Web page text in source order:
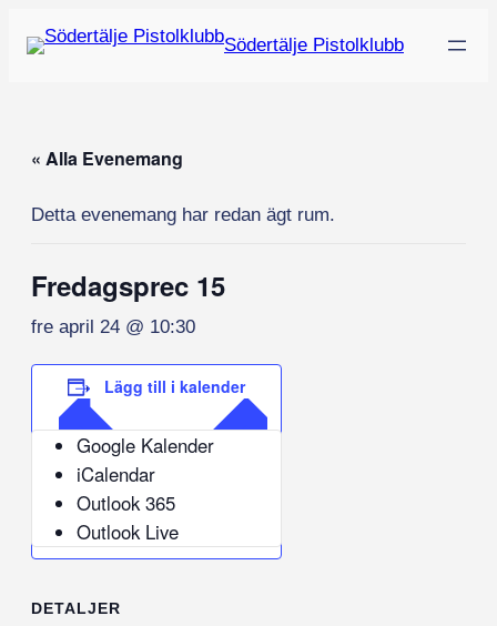
Södertälje Pistolklubb
« Alla Evenemang
Detta evenemang har redan ägt rum.
Fredagsprec 15
fre april 24 @ 10:30
Lägg till i kalender
Google Kalender
iCalendar
Outlook 365
Outlook Live
DETALJER